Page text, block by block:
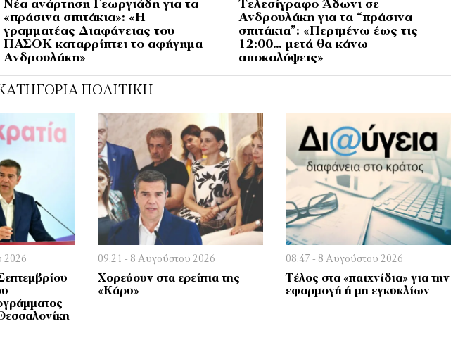
Νέα ανάρτηση Γεωργιάδη για τα
«πράσινα σπιτάκια»: «Η
γραμματέας Διαφάνειας του
ΠΑΣΟΚ καταρρίπτει το αφήγημα
Ανδρουλάκη»
Τελεσίγραφο Άδωνι σε
Ανδρουλάκη για τα “πράσινα
σπιτάκια”: «Περιμένω έως τις
12:00… μετά θα κάνω
αποκαλύψεις»
ΠΟΛΙΤΙΚΉ
2026 09:21 - 8 Αυγούστου 2026
Χορεύουν στα ερείπια της
«Κάρυ»
08:47 - 8 Αυγούστου 2026
Τέλος στα «παιχνίδια» για την
εφαρμογή ή μη εγκυκλίων